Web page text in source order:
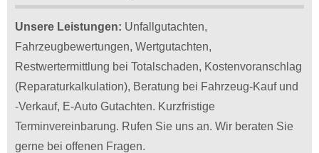
Unsere Leistungen: Unfallgutachten,
Fahrzeugbewertungen, Wertgutachten,
Restwertermittlung bei Totalschaden, Kostenvoranschlag
(Reparaturkalkulation), Beratung bei Fahrzeug-Kauf und
-Verkauf, E-Auto Gutachten. Kurzfristige
Terminvereinbarung. Rufen Sie uns an. Wir beraten Sie
gerne bei offenen Fragen.